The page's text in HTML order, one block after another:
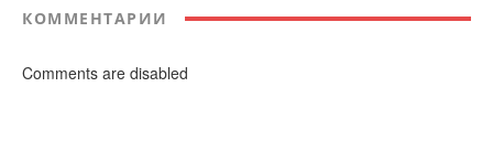
КОММЕНТАРИИ
Comments are disabled